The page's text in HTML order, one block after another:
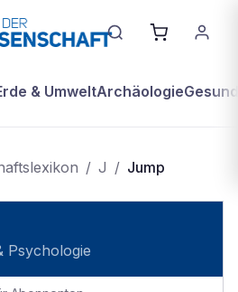
& UmweltArchäologie
/ J / Jump
Psychologie